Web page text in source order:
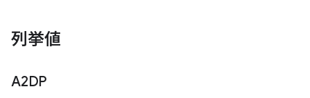
列挙値
A2DP